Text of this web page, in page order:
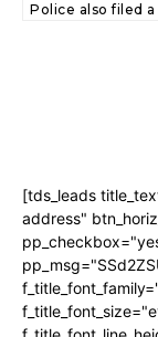
Police also filed
[tds_leads
address"